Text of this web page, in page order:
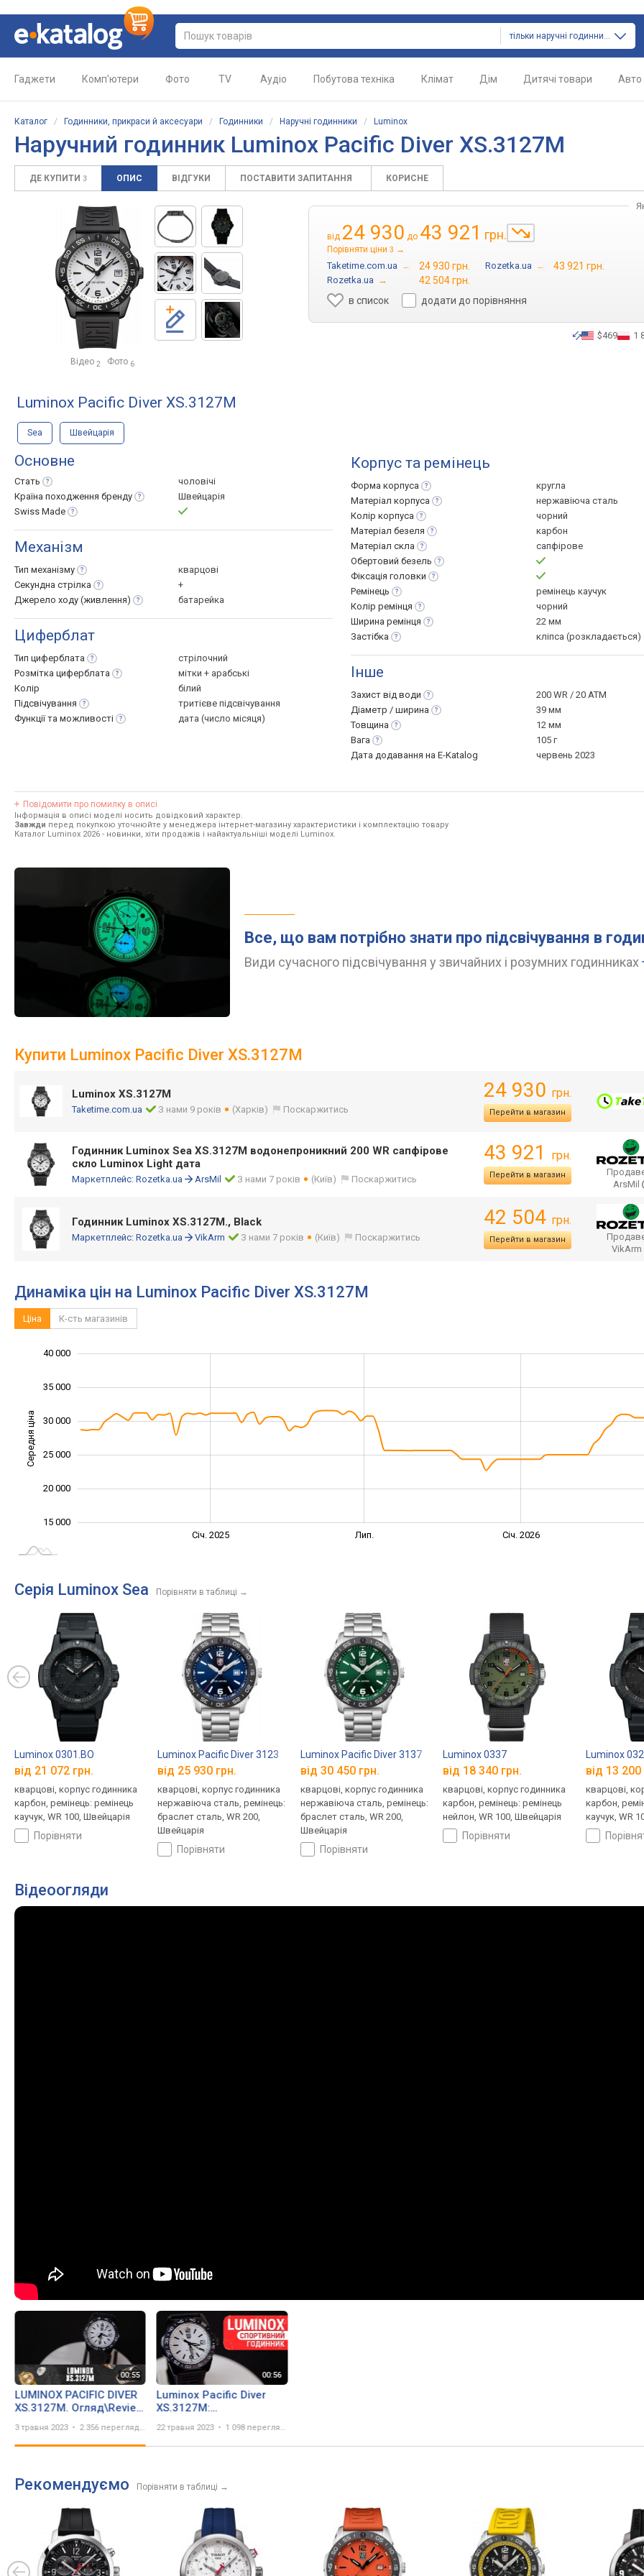
тільки наручні годинники
Гаджети Комп'ютери Фото TV Аудіо Побутова техніка Клімат Дім Дитячі товари Авто
Каталог / Годинники, прикраси й аксесуари / Годинники / Наручні годинники / Luminox
Наручний годинник Luminox Pacific Diver XS.3127M
ДЕ КУПИТИ 3 ОПИС ВІДГУКИ ПОСТАВИТИ ЗАПИТАННЯ КОРИСНЕ
Відео 2 Фото 6
від 24 930 до 43 921 грн.
Порівняти ціни 3 →
Taketime.com.ua → 24 930 грн. Rozetka.ua → 43 921 грн.
Rozetka.ua →
42 504 грн.
в список
додати до порівняння
$469 1
Luminox Pacific Diver XS.3127M
Sea Швейцарія
Основне
Стать
чоловічі
Країна походження бренду
Швейцарія
Swiss Made
Механізм
Тип механізму
кварцові
Секундна стрілка
+
Джерело ходу (живлення) батарейка
Циферблат
Тип циферблата
стрілочний
Розмітка циферблата
мітки + арабські
Колір
білий
Підсвічування
тритієве підсвічування
Функції та можливості дата (число місяця)
Корпус та ремінець
Форма корпуса
кругла
Матеріал корпуса
нержавіюча сталь
Колір корпуса
чорний
Матеріал безеля
карбон
Матеріал скла
сапфірове
Обертовий безель
Фіксація головки
Ремінець
ремінець каучук
Колір ремінця
чорний
Ширина ремінця
22 мм
Застібка
кліпса (розкладається)
Інше
Захист від води
200 WR / 20 ATM
Діаметр / ширина
39 мм
Товщина
12 мм
Вага
105 г
Дата додавання на E-Katalog
червень 2023
Повідомити про помилку в описі
Інформація в описі моделі носить довідковий характер.
Завжди перед покупкою уточнюйте у менеджера інтернет-магазину характеристики і комплектацію товару
Каталог Luminox 2026 - новинки, хіти продажів і найактуальніші моделі Luminox.
Все, що вам потрібно знати про підсвічування в
Види сучасного підсвічування у звичайних і розумних годинниках
Купити Luminox Pacific Diver XS.3127M
Luminox XS.3127M
Taketime.com.ua З нами 9 років (Харків) Поскаржитись
24 930 грн.
Перейти в магазин
Годинник Luminox Sea XS.3127M водонепроникний 200 WR сапфірове
скло Luminox Light дата
Маркетплейс: Rozetka.ua ArsMil З нами 7 років (Київ) Поскаржитись
43 921 грн.
Перейти в магазин
ArsMil
Годинник Luminox XS.3127M., Black
Маркетплейс: Rozetka.ua VikArm З нами 7 років (Київ) Поскаржитись
42 504 грн.
Перейти в магазин
VikArm
Динаміка цін на Luminox Pacific Diver XS.3127M
Ціна К-сть магазинів
Середня ціна
15 000
20 000
25 000
30 000
35 000
40 000
Січ. 2025 Лип. Січ. 2026
Серія Luminox Sea Порівняти в таблиці →
Luminox 0301.BO
від 21 072 грн.
кварцові, корпус годинника
карбон, ремінець: ремінець
каучук, WR 100, Швейцарія
порівняти
Luminox Pacific Diver 3123
від 25 930 грн.
кварцові, корпус годинника
нержавіюча сталь, ремінець:
браслет сталь, WR 200,
Швейцарія
порівняти
Luminox Pacific Diver 3137
від 30 450 грн.
кварцові, корпус годинника
нержавіюча сталь, ремінець:
браслет сталь, WR 200,
Швейцарія
порівняти
Luminox 0337
від 18 340 грн.
кварцові, корпус годинника
карбон, ремінець: ремінець
нейлон, WR 100, Швейцарія
порівняти
Luminox
від 13 200
кварцові,
карбон,
каучук, WR
Відеоогляди
LUMINOX PACIFIC DIVER
XS.3127M. Огляд\Review
3 травня 2023 2 356 переглядів
Luminox Pacific Diver
XS.3127M:
Тритієвою Підсвіткою |
Короткий огляд DEKA
22 травня 2023 1 098 переглядів
Рекомендуємо Порівняти в таблиці →